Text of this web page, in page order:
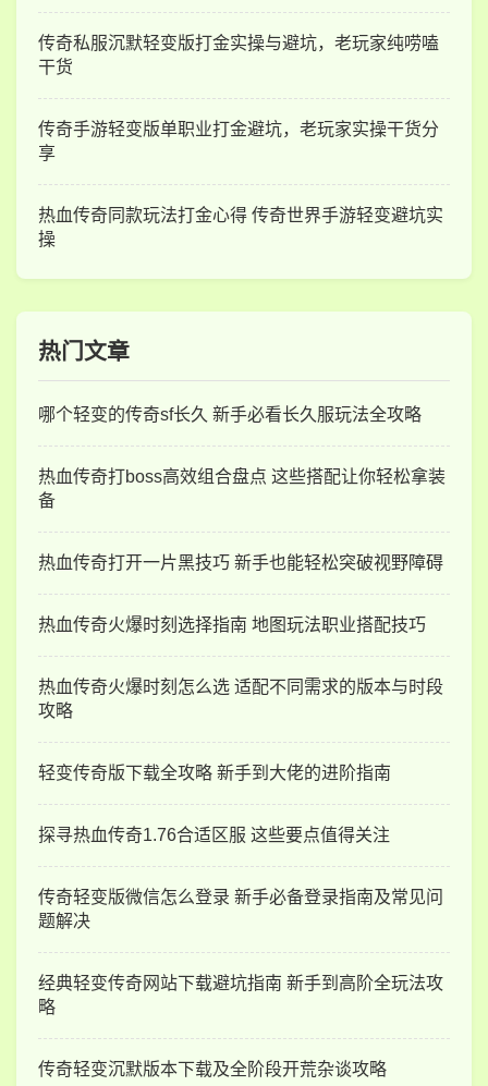
传奇私服沉默轻变版打金实操与避坑，老玩家纯唠嗑
干货
传奇手游轻变版单职业打金避坑，老玩家实操干货分
享
热血传奇同款玩法打金心得 传奇世界手游轻变避坑实
操
热门文章
哪个轻变的传奇sf长久 新手必看长久服玩法全攻略
热血传奇打boss高效组合盘点 这些搭配让你轻松拿装
备
热血传奇打开一片黑技巧 新手也能轻松突破视野障碍
热血传奇火爆时刻选择指南 地图玩法职业搭配技巧
热血传奇火爆时刻怎么选 适配不同需求的版本与时段
攻略
轻变传奇版下载全攻略 新手到大佬的进阶指南
探寻热血传奇1.76合适区服 这些要点值得关注
传奇轻变版微信怎么登录 新手必备登录指南及常见问
题解决
经典轻变传奇网站下载避坑指南 新手到高阶全玩法攻
略
传奇轻变沉默版本下载及全阶段开荒杂谈攻略